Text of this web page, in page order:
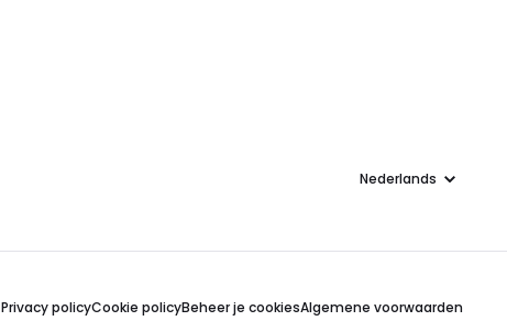
Taal
Privacy policyCookie policyBeheer je cookiesAlgemene voorwaarden